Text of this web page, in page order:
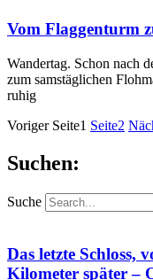
Vom Flaggenturm
Wandertag. Schon nach
zum samstäglichen
ruhig
Voriger Seite1 Seite2
Suchen:
Suche
Das letzte Schloss,
Kilometer später –